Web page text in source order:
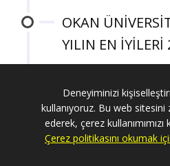
OKAN
YILIN EN İYİLERİ
Yılın En İyi Erkek Dizi
Köstendil / Çukur),
Öget & Fi ve "Ufak
Deneyiminizi
kullanıyoruz. Bu web
ederek, çerez
Çerez politikasını okumak